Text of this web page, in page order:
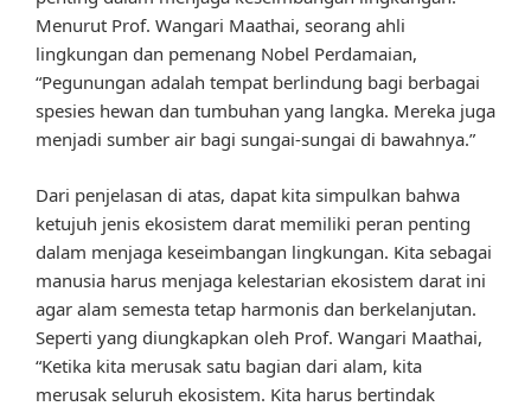
Menurut Prof. Wangari Maathai, seorang ahli
lingkungan dan pemenang Nobel Perdamaian,
“Pegunungan adalah tempat berlindung bagi berbagai
spesies hewan dan tumbuhan yang langka. Mereka juga
menjadi sumber air bagi sungai-sungai di bawahnya.”
Dari penjelasan di atas, dapat kita simpulkan bahwa
ketujuh jenis ekosistem darat memiliki peran penting
dalam menjaga keseimbangan lingkungan. Kita sebagai
manusia harus menjaga kelestarian ekosistem darat ini
agar alam semesta tetap harmonis dan berkelanjutan.
Seperti yang diungkapkan oleh Prof. Wangari Maathai,
“Ketika kita merusak satu bagian dari alam, kita
merusak seluruh ekosistem. Kita harus bertindak